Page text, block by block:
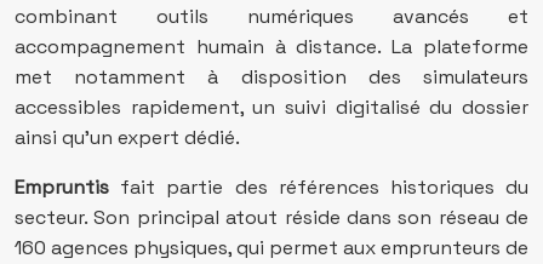
combinant outils numériques avancés et
accompagnement humain à distance. La plateforme
met notamment à disposition des simulateurs
accessibles rapidement, un suivi digitalisé du dossier
ainsi qu’un expert dédié.
Empruntis fait partie des références historiques du
secteur. Son principal atout réside dans son réseau de
160 agences physiques, qui permet aux emprunteurs de